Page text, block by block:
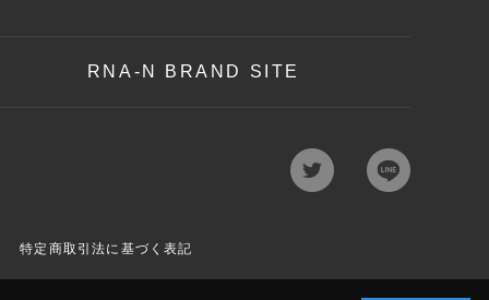
RNA-N BRAND SITE
特定商取引法に基づく表記